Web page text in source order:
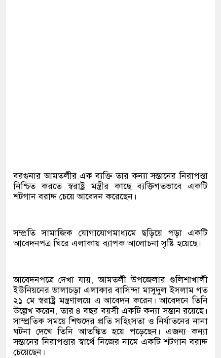
বরগুনার আমতলীর এক ব্যক্তি তার কন্যা সন্তানের নিরাপত্তা
নিশ্চিত করতে স্বরাষ্ট্র মন্ত্রীর কাছে ব্যক্তিগতভাবে একটি
শটগান বরাদ্দ চেয়ে আবেদন করেছেন।
সম্প্রতি সামাজিক যোগাযোগমাধ্যমে ছড়িয়ে পড়া একটি
আবেদনপত্র ঘিরে এলাকায় ব্যাপক আলোচনা সৃষ্টি হয়েছে।
আবেদনপত্রে দেখা যায়, আমতলী উপজেলার গুলিশাখালী
ইউনিয়নের ডালাচড়া এলাকার বাসিন্দা মাসুদুল ইসলাম গত
২১ মে স্বরাষ্ট্র মন্ত্রণালয়ে এ আবেদন করেন। আবেদনে তিনি
উল্লেখ করেন, তার ৪ বছর বয়সী একটি কন্যা সন্তান রয়েছে।
সাম্প্রতিক সময়ে শিশুদের প্রতি সহিংসতা ও নির্যাতনের নানা
ঘটনা দেখে তিনি আতঙ্কিত হয়ে পড়েছেন। এজন্য কন্যা
সন্তানের নিরাপত্তার স্বার্থে নিজের নামে একটি শটগান বরাদ্দ
চেয়েছেন।